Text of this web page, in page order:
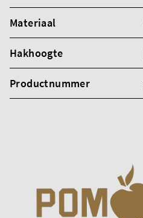
Materiaal
Hakhoogte
Productnummer